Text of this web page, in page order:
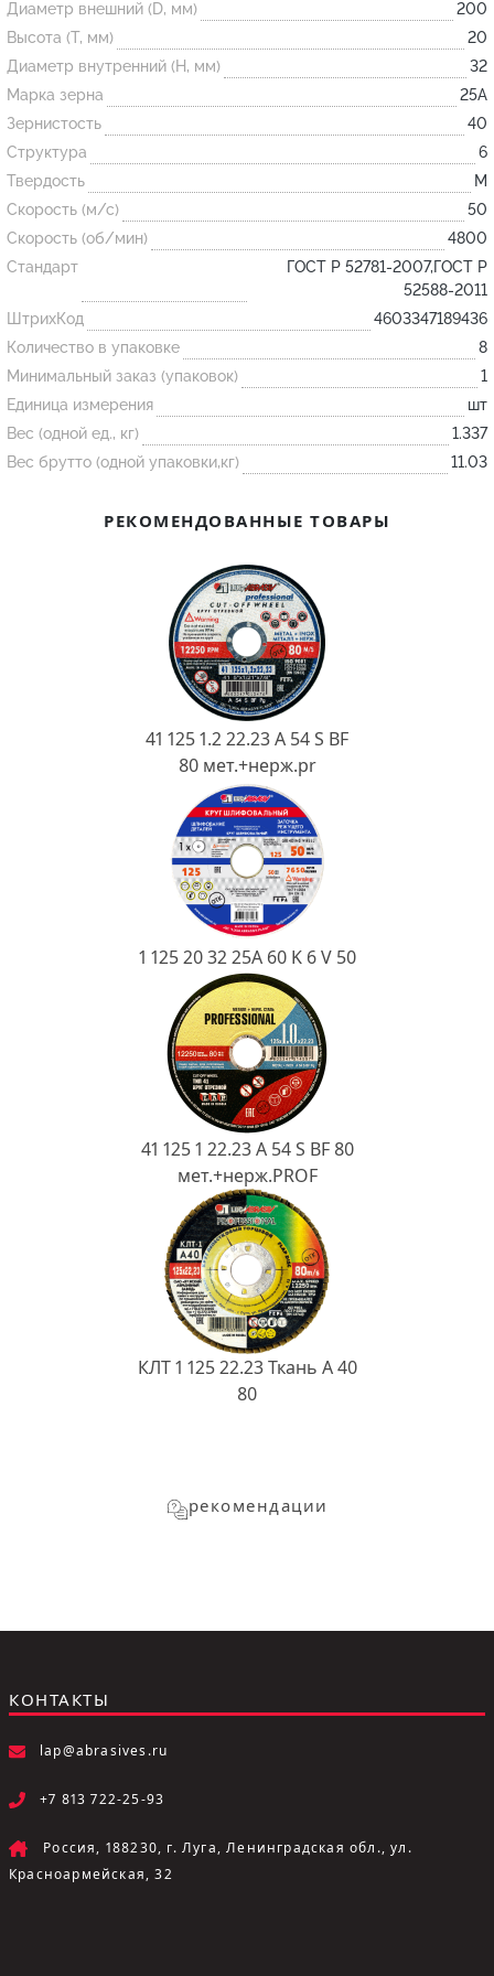
Огнеупорные
изделия
Скачать каталог
Тигель
Муфель
Черпак
Шербер
Трубка
Стержень
Пробка
Подставка
Лодочка
Контакт
Огнеупорная SiC смесь
Диаметр внешний (D, мм)
200
Высота (T, мм)
20
Диаметр внутренний (H, мм)
32
Марка зерна
25А
Зернистость
40
Структура
6
Твердость
M
Скорость (м/с)
50
Скорость (об/мин)
4800
Стандарт
ГОСТ Р 52781-2007,ГОСТ Р
52588-2011
ШтрихКод
4603347189436
Количество в упаковке
8
Минимальный заказ (упаковок)
1
Единица измерения
шт
Вес (одной ед., кг)
1.337
Вес брутто (одной упаковки,кг)
11.03
РЕКОМЕНДОВАННЫЕ ТОВАРЫ
41 125 1.2 22.23 A 54 S BF
80 мет.+нерж.pr
1 125 20 32 25А 60 K 6 V 50
41 125 1 22.23 A 54 S BF 80
мет.+нерж.PROF
КЛТ 1 125 22.23 Ткань A 40
80
рекомендации
КОНТАКТЫ
lap@abrasives.ru
+7 813 722-25-93
Россия, 188230, г. Луга, Ленинградская обл., ул.
Красноармейская, 32